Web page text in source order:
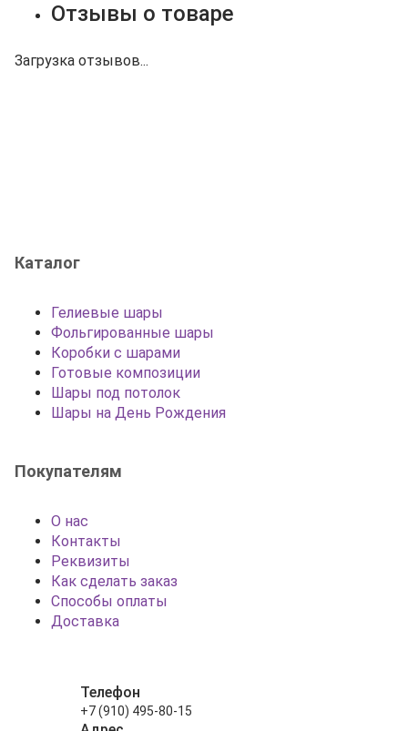
Отзывы о товаре
Загрузка отзывов...
Каталог
Гелиевые шары
Фольгированные шары
Коробки с шарами
Готовые композиции
Шары под потолок
Шары на День Рождения
Покупателям
О нас
Контакты
Реквизиты
Как сделать заказ
Способы оплаты
Доставка
Телефон
+7 (910) 495-80-15